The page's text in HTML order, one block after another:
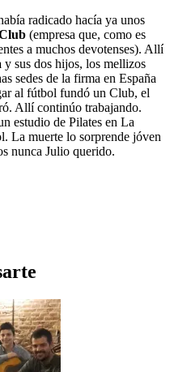
radicado hacía ya unos
(empresa que, como es
a muchos devotenses). Allí
y sus dos hijos, los mellizos
sedes de la firma en España
al fútbol fundó un Club, el
Allí continúo trabajando.
estudio de Pilates en La
La muerte lo sorprende jóven
nunca Julio querido.